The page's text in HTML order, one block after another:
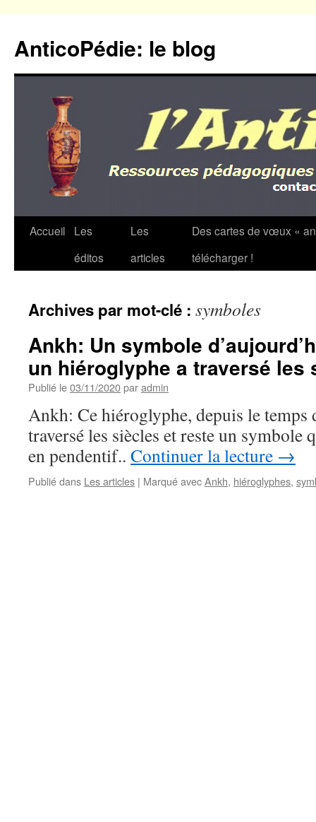
contenu
AnticoPédie: le blog
Accueil
Les
éditos
Les
articles
Des cartes de vœux «
télécharger !
Archives par mot-clé : symboles
Ankh: Un symbole
un hiéroglyphe a traversé
Publié le03/11/2020paradmin
Ankh: Ce hiéroglyphe, depuis le temps
traversé les siècles et reste un symbole
en pendentif.. Continuer la lecture →
Publié dans Les articles | Marqué avecAnkh, hiéroglyphes,